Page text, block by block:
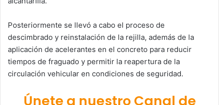
Posteriormente se llevó a cabo el proceso de
descimbrado y reinstalación de la rejilla, además de la
aplicación de acelerantes en el concreto para reducir
tiempos de fraguado y permitir la reapertura de la
circulación vehicular en condiciones de seguridad.
Únete a nuestro Canal de